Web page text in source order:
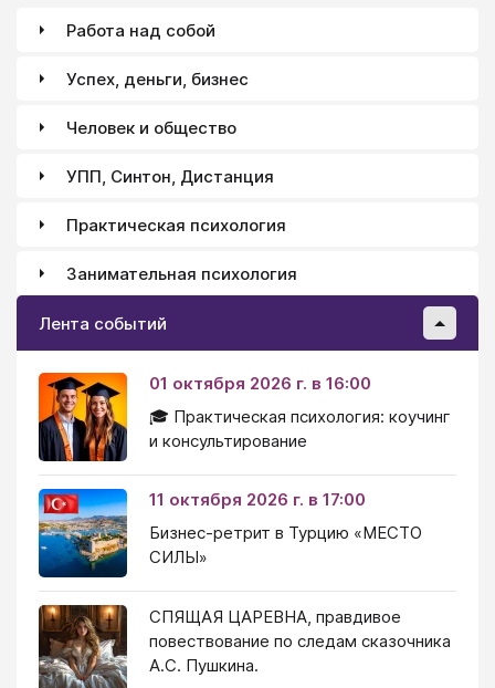
Работа над собой
Успех, деньги, бизнес
Человек и общество
УПП, Синтон, Дистанция
Практическая психология
Занимательная психология
Лента событий
01 октября 2026 г. в 16:00
🎓 Практическая психология: коучинг
и консультирование
11 октября 2026 г. в 17:00
Бизнес-ретрит в Турцию «МЕСТО
СИЛЫ»
СПЯЩАЯ ЦАРЕВНА, правдивое
повествование по следам сказочника
А.С. Пушкина.